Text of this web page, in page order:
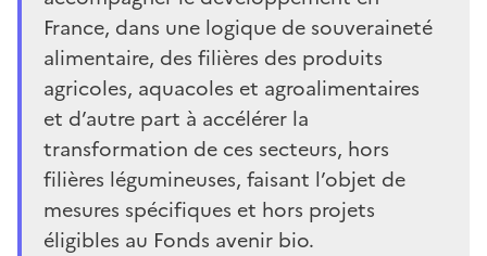
France, dans une logique de souveraineté
alimentaire, des filières des produits
agricoles, aquacoles et agroalimentaires
et d’autre part à accélérer la
transformation de ces secteurs, hors
filières légumineuses, faisant l’objet de
mesures spécifiques et hors projets
éligibles au Fonds avenir bio.